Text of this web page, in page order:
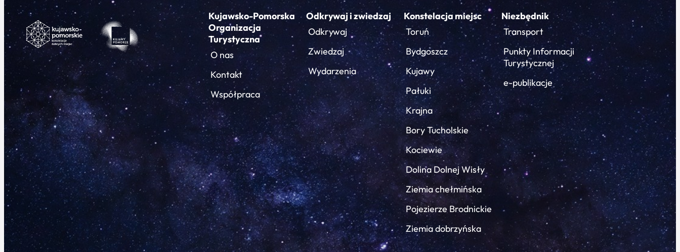
Kujawsko-Pomorska
Organizacja
Turystyczna
O nas
Kontakt
Współpraca
Odkrywaj i zwiedzaj
Odkrywaj
Zwiedzaj
Wydarzenia
Konstelacja miejsc
Toruń
Bydgoszcz
Kujawy
Pałuki
Krajna
Bory Tucholskie
Kociewie
Dolina Dolnej Wisły
Ziemia chełmińska
Pojezierze Brodnickie
Ziemia dobrzyńska
Niezbędnik
Transport
Punkty Informacji
Turystycznej
e-publikacje